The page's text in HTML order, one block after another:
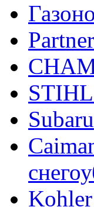
Subaru
Kohler